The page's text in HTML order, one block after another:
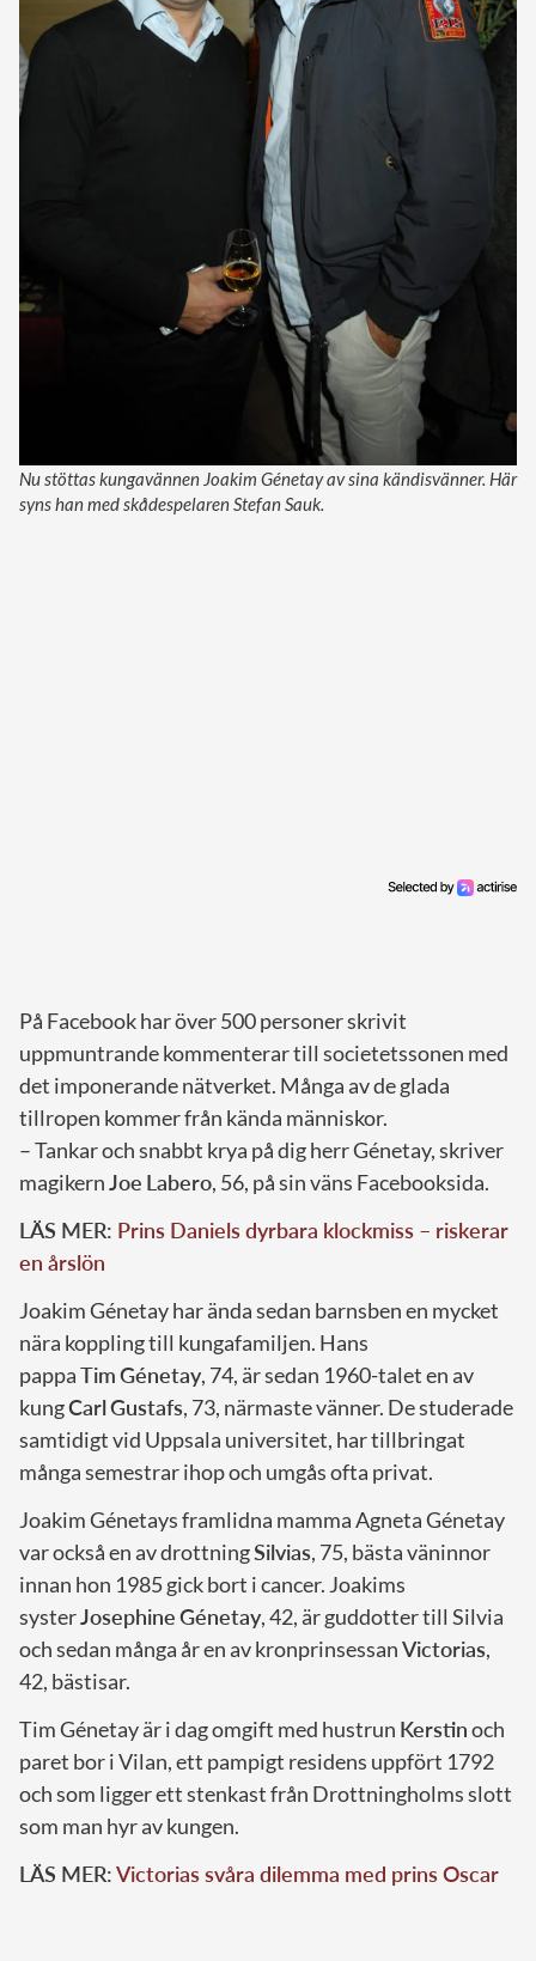
Nu stöttas kungavännen Joakim Génetay av sina kändisvänner. Här
syns han med skådespelaren Stefan Sauk.
På Facebook har över 500 personer skrivit
uppmuntrande kommenterar till societetssonen med
det imponerande nätverket. Många av de glada
tillropen kommer från kända människor.
– Tankar och snabbt krya på dig herr Génetay, skriver
magikernJoe Labero, 56, på sin väns Facebooksida.
LÄS MER: Prins Daniels dyrbara klockmiss – riskerar
en årslön
Joakim Génetay har ända sedan barnsben en mycket
nära koppling till kungafamiljen. Hans
pappaTimGénetay, 74, är sedan 1960-talet en av
kungCarlGustafs, 73, närmaste vänner. De studerade
samtidigt vid Uppsala universitet, har tillbringat
många semestrar ihop och umgås ofta privat.
Joakim Génetays framlidna mamma Agneta Génetay
var också en av drottningSilvias, 75, bästa väninnor
innan hon 1985 gick bort i cancer. Joakims
systerJosephineGénetay, 42, är guddotter till Silvia
och sedan många år en av kronprinsessanVictorias,
42, bästisar.
Tim Génetay är i dag omgift med hustrun Kerstinoch
paret bor i Vilan, ett pampigt residens uppfört 1792
och som ligger ett stenkast från Drottningholms slott
som man hyr av kungen.
LÄS MER:Victorias svåra dilemma med prins Oscar